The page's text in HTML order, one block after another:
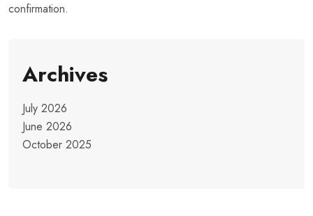
confirmation.
Archives
July 2026
June 2026
October 2025